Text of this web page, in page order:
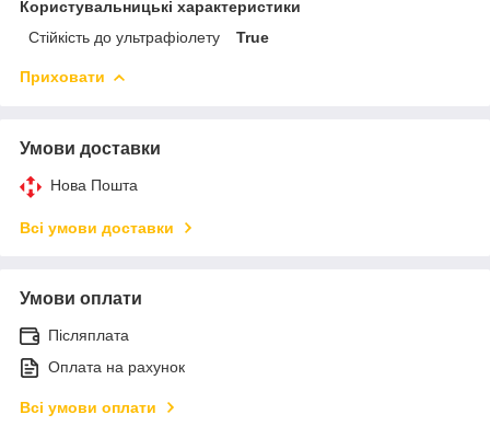
Користувальницькі характеристики
Стійкість до ультрафіолету
True
Приховати
Умови доставки
Нова Пошта
Всі умови доставки
Умови оплати
Післяплата
Оплата на рахунок
Всі умови оплати